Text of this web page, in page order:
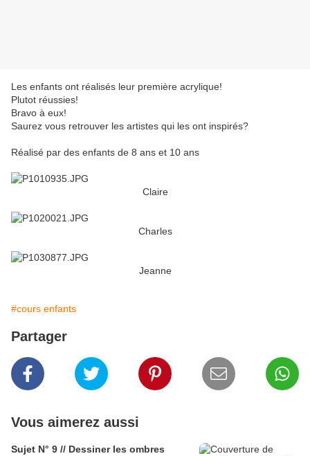
Les enfants ont réalisés leur première acrylique!
Plutot réussies!
Bravo à eux!
Saurez vous retrouver les artistes qui les ont inspirés?
Réalisé par des enfants de 8 ans et 10 ans
Claire
Charles
Jeanne
#cours enfants
Partager
Vous aimerez aussi
Sujet N° 9 // Dessiner les ombres